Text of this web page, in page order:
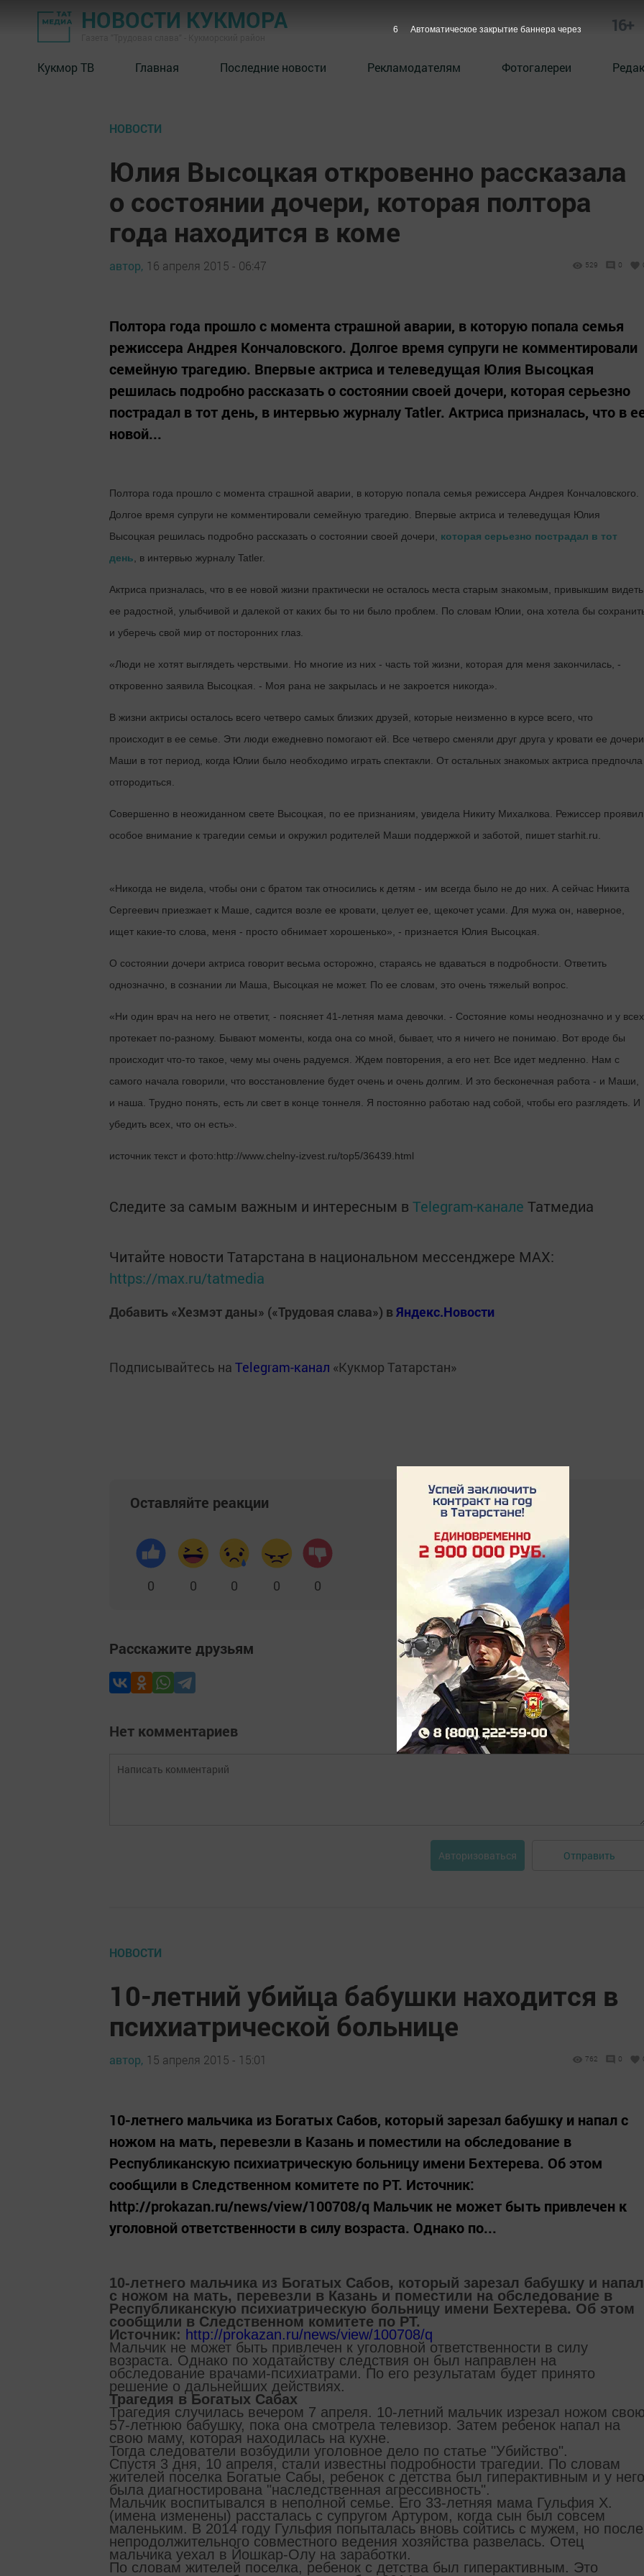
НОВОСТИ КУКМОРА 16+
Кукмор ТВ Главная Последние новости Рекламодателям Фотогалереи
НОВОСТИ
Юлия Высоцкая откровенно рассказала
о состоянии дочери, которая полтора
года находится в коме
автор, 16 апреля 2015 - 06:47 529 0
Полтора года прошло с момента страшной аварии, в которую попала семья
режиссера Андрея Кончаловского. Долгое время супруги не комментировали
семейную трагедию. Впервые актриса и телеведущая Юлия Высоцкая
решилась подробно рассказать о состоянии своей дочери, которая серьезно
пострадал в тот день, в интервью журналу Tatler. Актриса призналась, что в
новой...
Полтора года прошло с момента страшной аварии, в которую попала семья режиссера Андрея Кончаловского.
Долгое время супруги не комментировали семейную трагедию. Впервые актриса и телеведущая Юлия
Высоцкая решилась подробно рассказать о состоянии своей дочери, которая серьезно пострадал в тот
день , в интервью журналу Tatler.
Актриса призналась, что в ее новой жизни практически не осталось места старым знакомым, привыкшим видеть
ее радостной, улыбчивой и далекой от каких бы то ни было проблем. По словам Юлии, она хотела бы
и уберечь свой мир от посторонних глаз.
«Люди не хотят выглядеть черствыми. Но многие из них - часть той жизни, которая для меня закончилась, -
откровенно заявила Высоцкая. - Моя рана не закрылась и не закроется никогда».
В жизни актрисы осталось всего четверо самых близких друзей, которые неизменно в курсе всего, что
происходит в ее семье. Эти люди ежедневно помогают ей. Все четверо сменяли друг друга у кровати ее дочери
Маши в тот период, когда Юлии было необходимо играть спектакли. От остальных знакомых актриса предпочла
отгородиться.
Совершенно в неожиданном свете Высоцкая, по ее признаниям, увидела Никиту Михалкова. Режиссер проявил
особое внимание к трагедии семьи и окружил родителей Маши поддержкой и заботой, пишет starhit.ru.
«Никогда не видела, чтобы они с братом так относились к детям - им всегда было не до них. А сейчас Никита
Сергеевич приезжает к Маше, садится возле ее кровати, целует ее, щекочет усами. Для мужа он, наверное,
ищет какие-то слова, меня - просто обнимает хорошенько», - признается Юлия Высоцкая.
О состоянии дочери актриса говорит весьма осторожно, стараясь не вдаваться в подробности. Ответить
однозначно, в сознании ли Маша, Высоцкая не может. По ее словам, это очень тяжелый вопрос.
«Ни один врач на него не ответит, - поясняет 41-летняя мама девочки. - Состояние комы неоднозначно и у всех
протекает по-разному. Бывают моменты, когда она со мной, бывает, что я ничего не понимаю. Вот вроде бы
происходит что-то такое, чему мы очень радуемся. Ждем повторения, а его нет. Все идет медленно. Нам с
самого начала говорили, что восстановление будет очень и очень долгим. И это бесконечная работа - и Маши,
и наша. Трудно понять, есть ли свет в конце тоннеля. Я постоянно работаю над собой, чтобы его разглядеть. И
убедить всех, что он есть».
источник текст и фото:http://www.chelny-izvest.ru/top5/36439.html
Следите за самым важным и интересным в Telegram-канале Татмедиа
Читайте новости Татарстана в национальном мессенджере MАХ:
https://max.ru/tatmedia
Добавить «Хезмэт даны» («Трудовая слава») вЯндекс.Новости
Подписывайтесь на Telegram-канал «Кукмор Татарстан»
Оставляйте реакции
0 0 0 0 0
Расскажите друзьям
Нет комментариев
Авторизоваться Отправить
НОВОСТИ
10-летний убийца бабушки находится в
психиатрической больнице
автор, 15 апреля 2015 - 15:01 762 0
10-летнего мальчика из Богатых Сабов, который зарезал бабушку и напал с
ножом на мать, перевезли в Казань и поместили на обследование в
Республиканскую психиатрическую больницу имени Бехтерева. Об этом
сообщили в Следственном комитете по РТ. Источник:
http://prokazan.ru/news/view/100708/q Мальчик не может быть привлечен к
уголовной ответственности в силу возраста. Однако по...
10-летнего мальчика из Богатых Сабов, который зарезал бабушку и напал
с ножом на мать, перевезли в Казань и поместили на обследование в
Республиканскую психиатрическую больницу имени Бехтерева. Об этом
сообщили в Следственном комитете по РТ.
Источник: http://prokazan.ru/news/view/100708/q
Мальчик не может быть привлечен к уголовной ответственности в силу
возраста. Однако по ходатайству следствия он был направлен на
обследование врачами-психиатрами. По его результатам будет принято
решение о дальнейших действиях.
Трагедия в Богатых Сабах
Трагедия случилась вечером 7 апреля. 10-летний мальчик изрезал ножом
57-летнюю бабушку, пока она смотрела телевизор. Затем ребенок напал на
свою маму, которая находилась на кухне.
Тогда следователи возбудили уголовное дело по статье "Убийство".
Спустя 3 дня, 10 апреля, стали известны подробности трагедии. По словам
жителей поселка Богатые Сабы, ребенок с детства был гиперактивным и у него
была диагностирована "наследственная агрессивность".
Мальчик воспитывался в неполной семье. Его 33-летняя мама Гульфия Х.
(имена изменены) рассталась с супругом Артуром, когда сын был совсем
маленьким. В 2014 году Гульфия попыталась вновь сойтись с мужем, но после
непродолжительного совместного ведения хозяйства развелась. Отец
мальчика уехал в Йошкар-Олу на заработки.
По словам жителей поселка, ребенок с детства был гиперактивным. Это
5 Автоматическое закрытие баннера через